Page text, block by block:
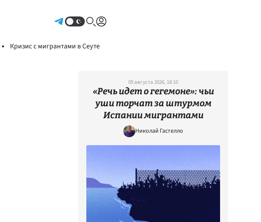
Кризис с мигрантами в Сеуте
05 августа 2026, 18:10
«Речь идет о гегемоне»: чьи
уши торчат за штурмом
Испании мигрантами
Николай Гастелло